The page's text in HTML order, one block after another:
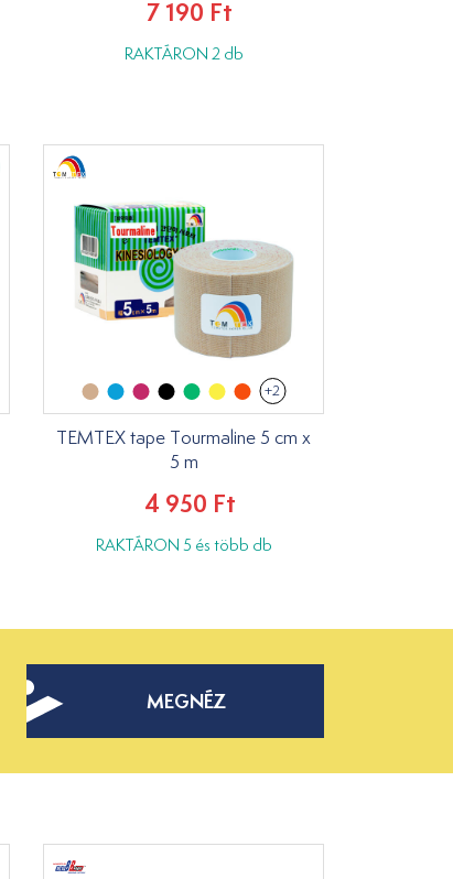
7 190 Ft
RAKTÁRON 2 db
+2
TEMTEX tape Tourmaline 5 cm x
5 m
4 950 Ft
RAKTÁRON 5 és több db
MEGNÉZ